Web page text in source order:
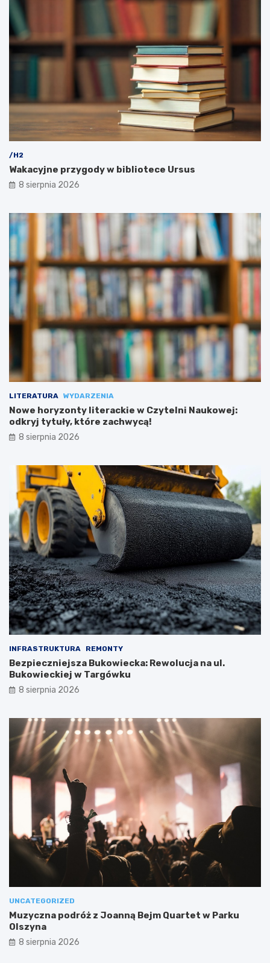
/H2
Wakacyjne przygody w bibliotece Ursus
8 sierpnia 2026
LITERATURA WYDARZENIA
Nowe horyzonty literackie w Czytelni Naukowej:
odkryj tytuły, które zachwycą!
8 sierpnia 2026
INFRASTRUKTURA REMONTY
Bezpieczniejsza Bukowiecka: Rewolucja na ul.
Bukowieckiej w Targówku
8 sierpnia 2026
UNCATEGORIZED
Muzyczna podróż z Joanną Bejm Quartet w Parku
Olszyna
8 sierpnia 2026